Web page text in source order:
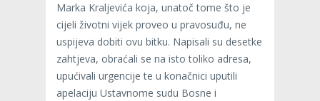
Marka Kraljevića koja, unatoč tome što je
cijeli životni vijek proveo u pravosuđu, ne
uspijeva dobiti ovu bitku. Napisali su desetke
zahtjeva, obraćali se na isto toliko adresa,
upućivali urgencije te u konačnici uputili
apelaciju Ustavnome sudu Bosne i